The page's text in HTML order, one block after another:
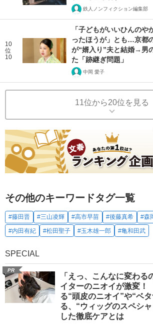
鉄人ノンフィクション編集部
10
位
10
「子どもがいいひんのや
ったほうが」とも…京都
が“婿入り”夫と結婚→男
た「跡継ぎ問題」
中岡 愛子
11位から20位を見る
その他のキーワードタグ一覧
#藤田晋 #三山凌輝 #高市早苗 #後藤真希 #森
#内田有紀
#松田聖子 #玉木雄一郎 #亀和田武
SPECIAL
PR
「えっ、こんなに変わる
イターのニオイが激変
る“頭皮のニオイ”や“ベ
る、“ウィッグのスペシ
した徹底ケアとは